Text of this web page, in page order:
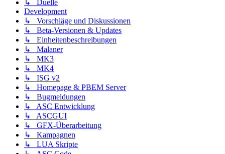
↳ Duelle
Development
↳ Vorschläge und Diskussionen
↳ Beta-Versionen & Updates
↳ Einheitenbeschreibungen
↳ Malaner
↳ MK3
↳ MK4
↳ ISG v2
↳ Homepage & PBEM Server
↳ Bugmeldungen
↳ ASC Entwicklung
↳ ASCGUI
↳ GFX-Überarbeitung
↳ Kampagnen
↳ LUA Skripte